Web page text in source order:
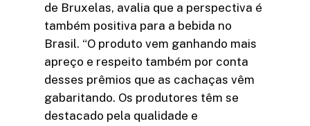
de Bruxelas, avalia que a perspectiva é
também positiva para a bebida no
Brasil. “O produto vem ganhando mais
apreço e respeito também por conta
desses prêmios que as cachaças vêm
gabaritando. Os produtores têm se
destacado pela qualidade e